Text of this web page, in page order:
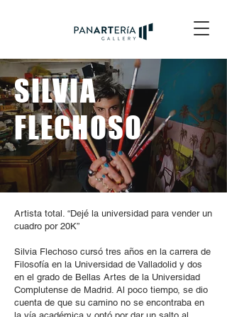
SILVIA
FLECHOSO
Artista total. “Dejé la universidad para vender un
cuadro por 20K”
Silvia Flechoso cursó tres años en la carrera de
Filosofía en la Universidad de Valladolid y dos
en el grado de Bellas Artes de la Universidad
Complutense de Madrid. Al poco tiempo, se dio
cuenta de que su camino no se encontraba en